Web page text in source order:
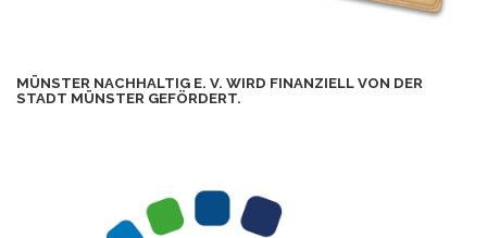
MÜNSTER NACHHALTIG E. V. WIRD FINANZIELL VON DER
STADT MÜNSTER GEFÖRDERT.